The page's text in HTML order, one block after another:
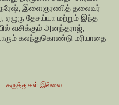
நரேஷ், இளைஞரணித் தலைவர்
ஏழுரு தேசய்யா மற்றும் இந்த
வசிக்கும் அனந்தராஜ்,
கலந்துகொண்டு மரியாதை
கருத்துகள் இல்லை: